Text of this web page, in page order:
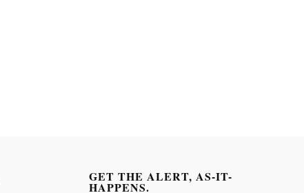
GET THE ALERT, AS-IT-
HAPPENS.